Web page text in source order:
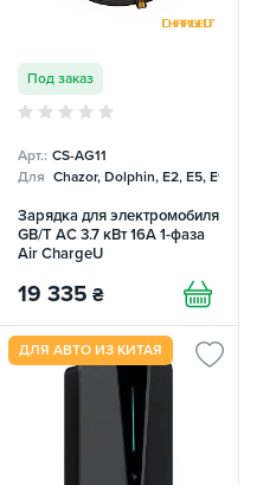
Под заказ
Арт.: CS-AG11
Для Chazor, Dolphin, E2, E5, E9,
Зарядка для электромобиля
GB/T AC 3.7 кВт 16А 1-фаза
Air ChargeU
19 335 ₴
ДЛЯ АВТО ИЗ КИТАЯ